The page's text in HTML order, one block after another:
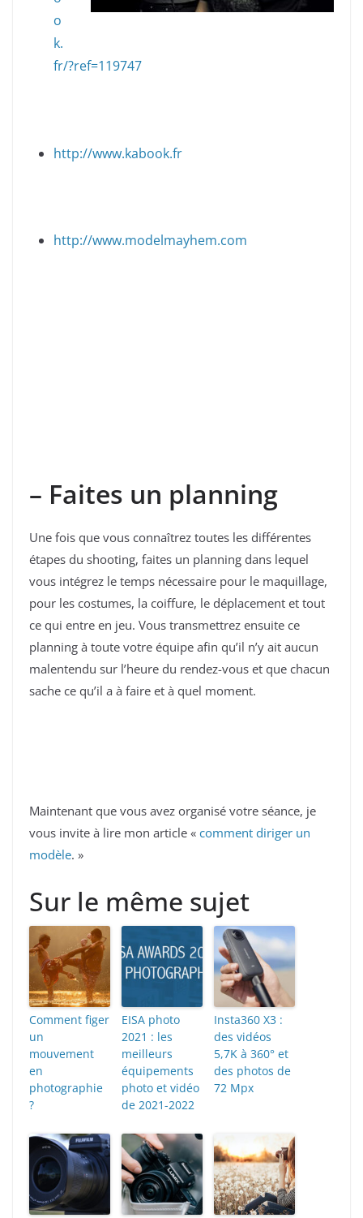
o
k.
fr/?ref=119747
http://www.kabook.fr
http://www.modelmayhem.com
– Faites un planning
Une fois que vous connaîtrez toutes les différentes
étapes du shooting, faites un planning dans lequel
vous intégrez le temps nécessaire pour le maquillage,
pour les costumes, la coiffure, le déplacement et tout
ce qui entre en jeu. Vous transmettrez ensuite ce
planning à toute votre équipe afin qu’il n’y ait aucun
malentendu sur l’heure du rendez-vous et que chacun
sache ce qu’il a à faire et à quel moment.
Maintenant que vous avez organisé votre séance, je
vous invite à lire mon article « comment diriger un
modèle. »
Sur le même sujet
Comment figer
un
mouvement
en
photographie
?
EISA photo
2021 : les
meilleurs
équipements
photo et vidéo
de 2021-2022
Insta360 X3 :
des vidéos
5,7K à 360° et
des photos de
72 Mpx